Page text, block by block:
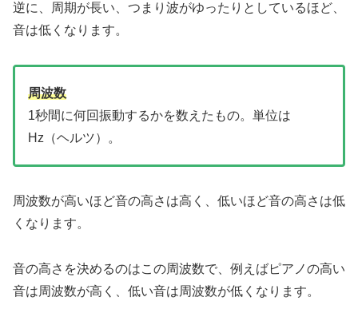
逆に、周期が長い、つまり波がゆったりとしているほど、
音は低くなります。
周波数
1秒間に何回振動するかを数えたもの。単位は
Hz（ヘルツ）。
周波数が高いほど音の高さは高く、低いほど音の高さは低
くなります。
音の高さを決めるのはこの周波数で、例えばピアノの高い
音は周波数が高く、低い音は周波数が低くなります。